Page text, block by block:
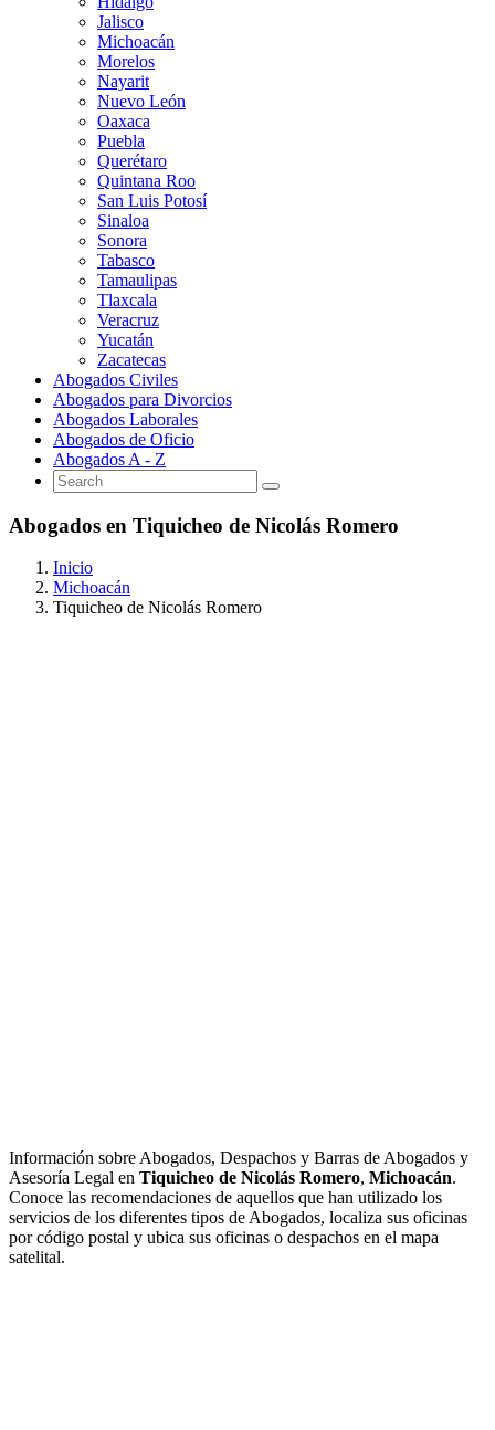
Jalisco
Michoacán
Morelos
Nayarit
Nuevo León
Oaxaca
Puebla
Querétaro
Quintana Roo
San Luis Potosí
Sinaloa
Sonora
Tabasco
Tamaulipas
Tlaxcala
Veracruz
Yucatán
Zacatecas
Abogados Civiles
Abogados para Divorcios
Abogados Laborales
Abogados de Oficio
Abogados A - Z
Abogados en Tiquicheo de Nicolás Romero
Inicio
Michoacán
Tiquicheo de Nicolás Romero
Información sobre Abogados, Despachos y Barras de Abogados y
Asesoría Legal en Tiquicheo de Nicolás Romero, Michoacán.
Conoce las recomendaciones de aquellos que han utilizado los
servicios de los diferentes tipos de Abogados, localiza sus oficinas
por código postal y ubica sus oficinas o despachos en el mapa
satelital.